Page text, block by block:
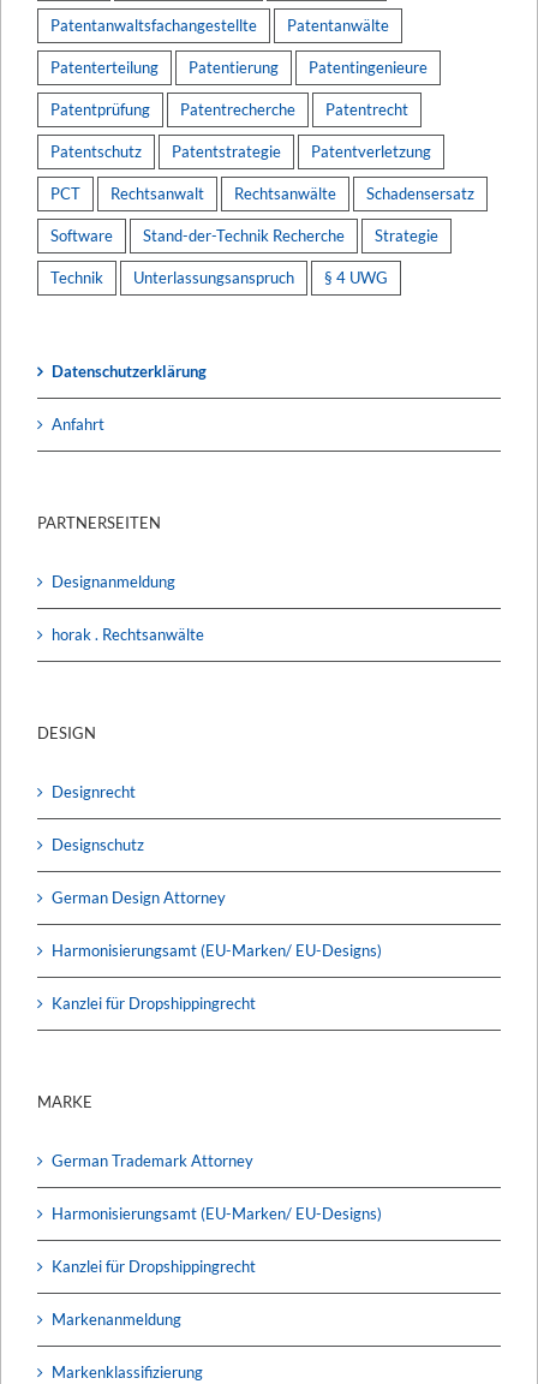
Patentanwaltsfachangestellte Patentanwälte
Patenterteilung Patentierung Patentingenieure
Patentprüfung Patentrecherche Patentrecht
Patentschutz Patentstrategie Patentverletzung
PCT Rechtsanwalt Rechtsanwälte Schadensersatz
Software Stand-der-Technik Recherche Strategie
Technik Unterlassungsanspruch § 4 UWG
Datenschutzerklärung
Anfahrt
PARTNERSEITEN
Designanmeldung
horak . Rechtsanwälte
DESIGN
Designrecht
Designschutz
German Design Attorney
Harmonisierungsamt (EU-Marken/ EU-Designs)
Kanzlei für Dropshippingrecht
MARKE
German Trademark Attorney
Harmonisierungsamt (EU-Marken/ EU-Designs)
Kanzlei für Dropshippingrecht
Markenanmeldung
Markenklassifizierung